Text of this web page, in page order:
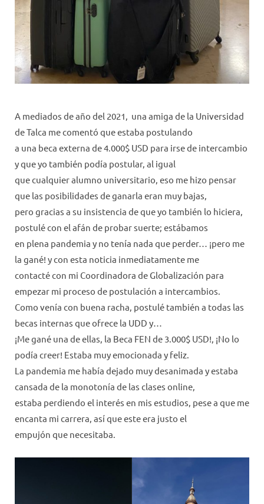
A mediados de año del 2021, una amiga de la Universidad
de Talca me comentó que estaba postulando
a una beca externa de 4.000$ USD para irse de intercambio
y que yo también podía postular, al igual
que cualquier alumno universitario, eso me hizo pensar
que las posibilidades de ganarla eran muy bajas,
pero gracias a su insistencia de que yo también lo hiciera,
postulé con el afán de probar suerte; estábamos
en plena pandemia y no tenía nada que perder… ¡pero me
la gané! y con esta noticia inmediatamente me
contacté con mi Coordinadora de Globalización para
empezar mi proceso de postulación a intercambios.
Como venía con buena racha, postulé también a todas las
becas internas que ofrece la UDD y…
¡Me gané una de ellas, la Beca FEN de 3.000$ USD!, ¡No lo
podía creer! Estaba muy emocionada y feliz.
La pandemia me había dejado muy desanimada y estaba
cansada de la monotonía de las clases online,
estaba perdiendo el interés en mis estudios, pese a que me
encanta mi carrera, así que este era justo el
empujón que necesitaba.